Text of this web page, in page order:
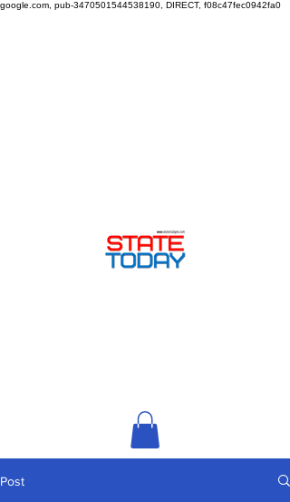
google.com, pub-3470501544538190, DIRECT, f08c47fec0942fa0
Post